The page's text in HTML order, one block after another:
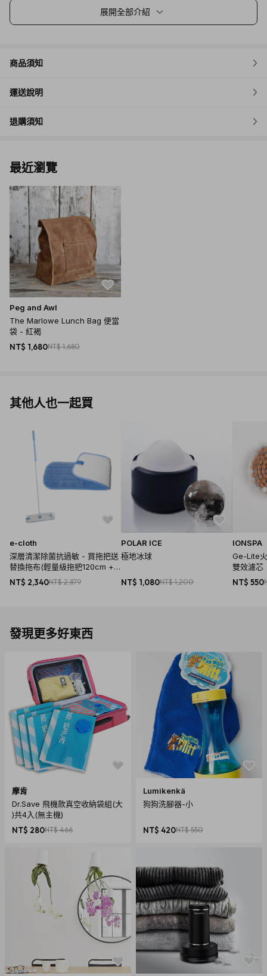
展開全部介紹
商品須知
運送說明
退購須知
最近瀏覽
Peg and Awl
The Marlowe Lunch Bag 便當
袋 - 紅褐
NT$ 1,680NT$ 1,680
其他人也一起買
e-cloth
深層清潔除菌抗過敏 - 買拖把送
替換拖布(輕量級拖把120cm +
專用替換拖布)
NT$ 2,340NT$ 2,879
POLAR ICE
極地冰球
NT$ 1,080NT$ 1,200
IONSPA
Ge-Lite
雙效濾芯
NT$ 550
發現更多好東西
摩肯
Dr.Save 飛機款真空收納袋組(大
)共4入(無主機)
NT$ 280NT$ 466
Lumikenkä
狗狗洗腳器-小
NT$ 420NT$ 550